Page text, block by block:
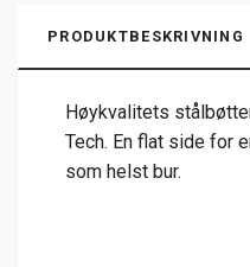
PRODUKTBESKRIVNING
Høykvalitets
Tech. En flat side for
som helst bur.